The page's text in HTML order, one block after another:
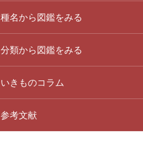
種名から図鑑をみる
分類から図鑑をみる
いきものコラム
参考文献